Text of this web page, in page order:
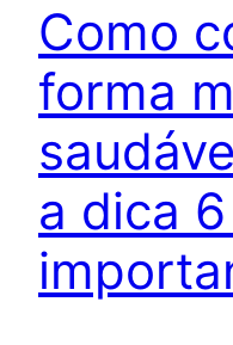
Como
forma
a dica